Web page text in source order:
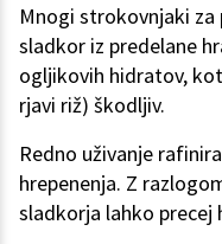
Mnogi strokovnjaki za
sladkor iz predelane
ogljikovih hidratov,
rjavi riž) škodljiv.
Redno uživanje
hrepenenja. Z
sladkorja lahko precej